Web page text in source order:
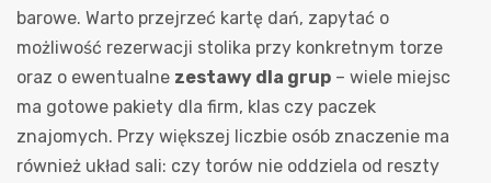
barowe. Warto przejrzeć kartę dań, zapytać o
możliwość rezerwacji stolika przy konkretnym torze
oraz o ewentualne zestawy dla grup – wiele miejsc
ma gotowe pakiety dla firm, klas czy paczek
znajomych. Przy większej liczbie osób znaczenie ma
również układ sali: czy torów nie oddziela od reszty